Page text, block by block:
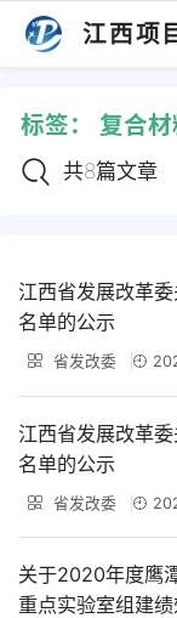
江西项
标签： 复合材
共8篇文章
江西省发展改革
名单的公示
省发改委
江西省发展改革
名单的公示
省发改委
关于2020年度鹰
重点实验室组建